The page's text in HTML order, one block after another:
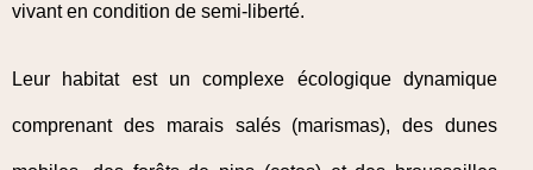
vivant en condition de semi-liberté.
Leur habitat est un complexe écologique dynamique
comprenant des marais salés (marismas), des dunes